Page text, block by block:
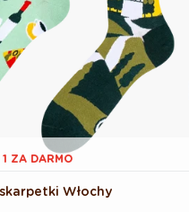
ZA DARMO
Włochy